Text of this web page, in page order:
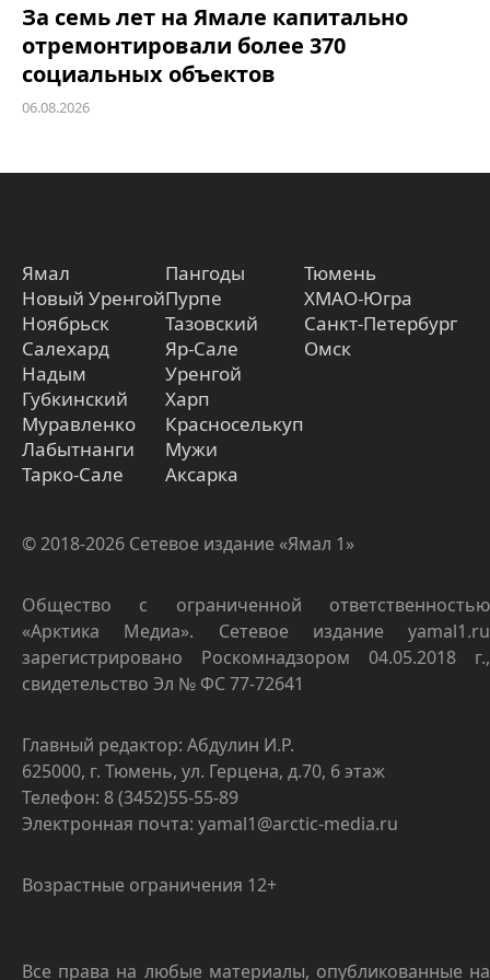
За семь лет на Ямале капитально
отремонтировали более 370
социальных объектов
06.08.2026
Ямал
Новый Уренгой
Ноябрьск
Салехард
Надым
Губкинский
Муравленко
Лабытнанги
Тарко-Сале
Пангоды
Пурпе
Тазовский
Яр-Сале
Уренгой
Харп
Красноселькуп
Мужи
Аксарка
Тюмень
ХМАО-Югра
Санкт-Петербург
Омск
© 2018-2026 Сетевое издание «Ямал 1»
Общество с ограниченной ответственностью
«Арктика Медиа». Сетевое издание yamal1.ru
зарегистрировано Роскомнадзором 04.05.2018 г.,
свидетельство Эл № ФС 77-72641
Главный редактор: Абдулин И.Р.
625000, г. Тюмень, ул. Герцена, д.70, 6 этаж
Телефон: 8 (3452)55-55-89
Электронная почта: yamal1@arctic-media.ru
Возрастные ограничения 12+
Все права на любые материалы, опубликованные на